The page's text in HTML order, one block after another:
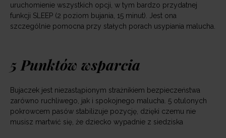
uruchomienie wszystkich opcji, w tym bardzo przydatnej
funkcji SLEEP (2 poziom bujania, 15 minut). Jest ona
szczególnie pomocna przy stałych porach usypiania malucha.
5 Punktów wsparcia
Bujaczek jest niezastąpionym strażnikiem bezpieczeństwa
zarówno ruchliwego, jak i spokojnego malucha. 5 otulonych
pokrowcem pasów stabilizuje pozycję, dzięki czemu nie
musisz martwić się, że dziecko wypadnie z siedziska